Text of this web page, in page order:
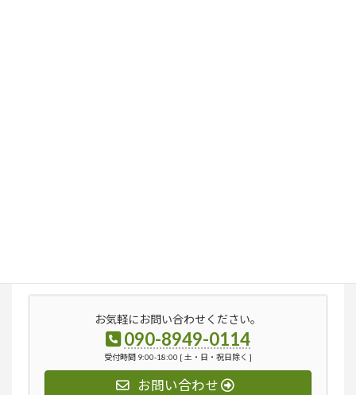
お気軽にお問い合わせください。
090-8949-0114
受付時間 9:00-18:00 [ 土・日・祝日除く ]
お問い合わせ